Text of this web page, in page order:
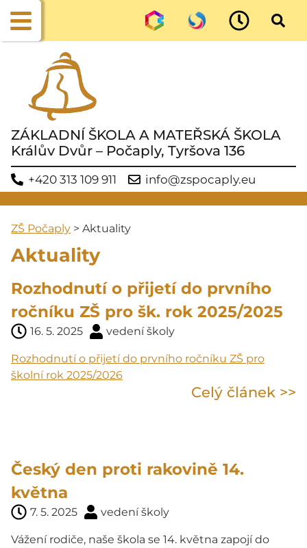
ZÁKLADNÍ ŠKOLA A MATEŘSKÁ ŠKOLA
Králův Dvůr – Počaply, Tyršova 136
+420 313 109 911 info@zspocaply.eu
ZŠ Počaply > Aktuality
Aktuality
Rozhodnutí o přijetí do prvního
ročníku ZŠ pro šk. rok 2025/2025
16. 5. 2025 vedení školy
Rozhodnutí o přijetí do prvního ročníku ZŠ pro
školní rok 2025/2026
Celý článek >>
Český den proti rakovině 14.
května
7. 5. 2025 vedení školy
Vážení rodiče, naše škola se 14. května zapojí do